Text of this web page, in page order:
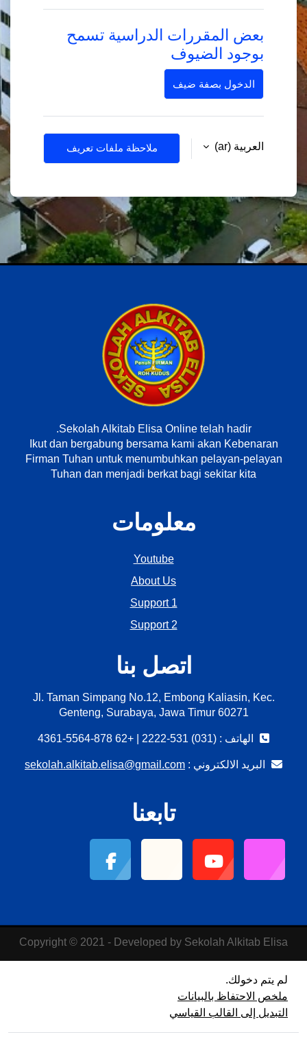
بعض المقررات الدراسية تسمح
بوجود الضيوف
الدخول بصفة ضيف
العربية ‎(ar)‎
ملاحظة ملفات تعريف
Sekolah Alkitab Elisa Online telah hadir.
Ikut dan bergabung bersama kami akan Kebenaran
Firman Tuhan untuk menumbuhkan pelayan-pelayan
Tuhan dan menjadi berkat bagi sekitar kita
معلومات
Youtube
About Us
Support 1
Support 2
اتصل بنا
Jl. Taman Simpang No.12, Embong Kaliasin, Kec.
Genteng, Surabaya, Jawa Timur 60271
الهاتف : (031) 531-2222 | +62 878-5564-4361
البريد الالكتروني :sekolah.alkitab.elisa@gmail.com
تابعنا
Copyright © 2021 - Developed by Sekolah Alkitab Elisa
لم يتم دخولك.
ملخص الاحتفاظ بالبيانات
التبديل إلى القالب القياسي